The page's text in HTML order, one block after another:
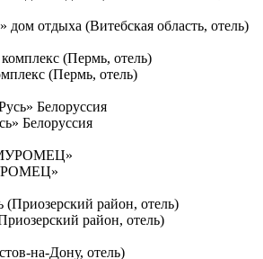
дом отдыха (Витебская область, отель)
(Пермь, отель)
Белоруссия
район, отель)